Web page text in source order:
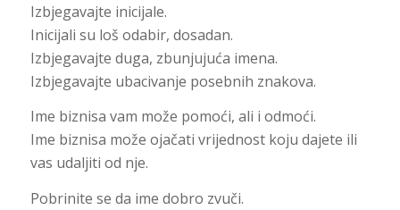
Izbjegavajte inicijale.
Inicijali su loš odabir, dosadan.
Izbjegavajte duga, zbunjujuća imena.
Izbjegavajte ubacivanje posebnih znakova.
Ime biznisa vam može pomoći, ali i odmoći.
Ime biznisa može ojačati vrijednost koju dajete ili
vas udaljiti od nje.
Pobrinite se da ime dobro zvuči.